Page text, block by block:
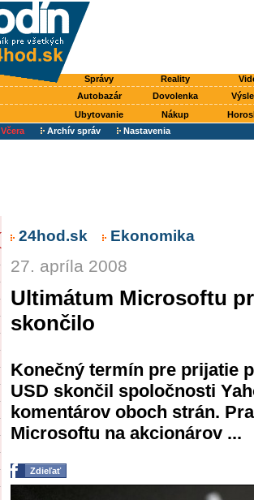
Správy Reality
Autobazár Dovolenka
Ubytovanie Nákup
Včera Archív správ Nastavenia
24hod.sk Ekonomika
27. apríla 2008
Ultimátum Microsoftu
skončilo
Konečný termín pre prijatie
USD skončil spoločnosti
komentárov oboch strán.
Microsoftu na akcionárov ...
Zdieľať